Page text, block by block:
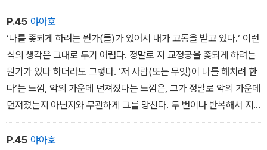
고, 변화되길 기다리고 있고, 어쩌고저쩌고…… 이는 우리가 전자레인
지나 정치의 사용법을, 차 타지 않고 차도로 들어가는 여러 방법을 익
혀야 하는(익히게 되는) 것과도 같다. 우리가 실로 서로의 길고 짧은
일기와 함께 살고 있기 때문에, 하여튼 많이들 조심스럽게 읽고 써 보
셨으면 좋겠다는 것이 내 생각이며, 이는 네이버 블로그 팀의 토 나오
는 기획과도 어느 정도 일치하는 바다. 같이 갈 수 있는 데까진 같이
가고, 챙길 수 있는 오까네는 일단 챙기는 것이 나의 개인적인 수칙이
다. 2주간 매일 일기를 쓴다는 것은 쉽진 않지만 해 볼 만한 일이다.
P.45 야아호
‘나를 좆되게 하려는 뭔가(들)가 있어서 내가 고통을 받고 있다.‘ 이런
식의 생각은 그대로 두기 어렵다. 정말로 저 교정공을 좆되게 하려는
뭔가가 있다 하더라도 그렇다. ‘저 사람(또는 무엇)이 나를 해치려 한
다‘는 느낌, 악의 가운데 던져졌다는 느낌은, 그가 정말로 악의 가운데
던져졌는지 아닌지와 무관하게 그를 망친다. 두 번이나 반복해서 지
적할 정도로 그러하다. 그것은 위험한 도식이다. 사자의 아가리 속에
손을 넣은 상상만으로 그는 어깨를 쓸 수 없다.
P.45 야아호